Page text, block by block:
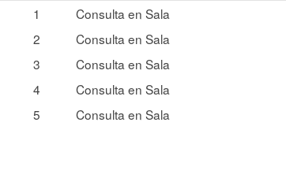
1
Consulta en Sala
2
Consulta en Sala
3
Consulta en Sala
4
Consulta en Sala
5 Consulta en Sala